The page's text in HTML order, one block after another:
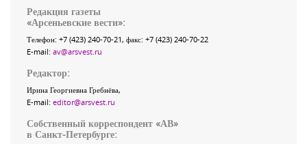
Редакция газеты
«Арсеньевские вести»:
Телефон: +7 (423) 240-70-21, факс: +7 (423) 240-70-22
E-mail: av@arsvest.ru
Редактор:
Ирина Георгиевна Гребнёва,
E-mail: editor@arsvest.ru
Собственный корреспондент «АВ»
в Санкт-Петербурге: